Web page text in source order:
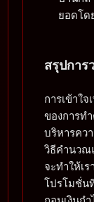
ยอดโด
สรุปการ
การเข้าใ
ของการท
บริหารคว
วิธีคำนวณ
จะทำให้เ
โปรโมชั่น